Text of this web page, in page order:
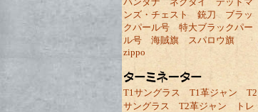
ンズ・チェスト
銃刀
ブラッ
クパール号
特大ブラックパー
ル号
海賊旗
スパロウ旗
zippo
T1サングラス T1革ジャン
T2
サングラス
T2革ジャン
トレ